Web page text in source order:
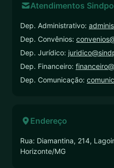
Atendimentos
Dep. Administrativo:
Dep. Convênios:
Dep. Jurídico:
Dep. Financeiro:
Dep. Comunicação:
Endereço
Rua: Diamantina, 214,
Horizonte/MG